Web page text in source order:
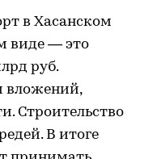
в Хасанском
виде — это
руб.
вложений,
Строительство
В итоге